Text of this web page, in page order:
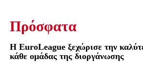
Πρόσφατα
Η EuroLeague ξεχώρισε την
κάθε ομάδας της διοργάνωσης